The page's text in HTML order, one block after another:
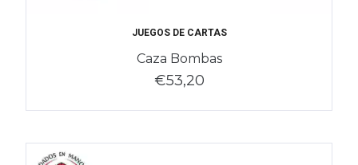
JUEGOS DE CARTAS
Caza Bombas
€53,20